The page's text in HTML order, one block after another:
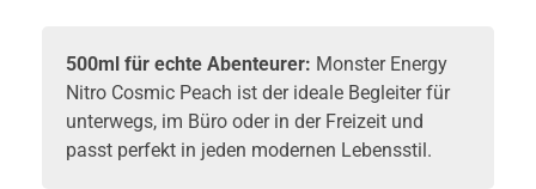
500ml für echte Abenteurer: Monster Energy
Nitro Cosmic Peach ist der ideale Begleiter für
unterwegs, im Büro oder in der Freizeit und
passt perfekt in jeden modernen Lebensstil.